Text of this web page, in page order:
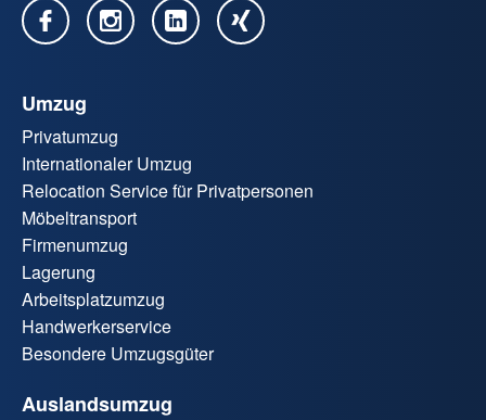
Umzug
Privatumzug
Internationaler Umzug
Relocation Service für Privatpersonen
Möbeltransport
Firmenumzug
Lagerung
Arbeitsplatzumzug
Handwerkerservice
Besondere Umzugsgüter
Auslandsumzug